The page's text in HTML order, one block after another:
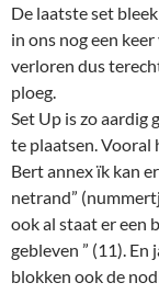
De laatste set
in ons nog een
verloren dus
ploeg.
Set Up is zo aardig
te plaatsen. Vooral
Bert annex ïk kan
netrand”
ook al staat er een
gebleven ” (11). En
blokken ook de